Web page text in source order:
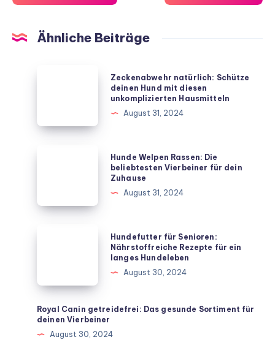
Ähnliche Beiträge
Hund
Zeckenabwehr natürlich: Schütze
deinen Hund mit diesen
unkomplizierten Hausmitteln
August 31, 2024
beliebtesten
Hunde Welpen Rassen: Die
beliebtesten Vierbeiner für dein
Zuhause
August 31, 2024
Rezepte
für
ein
langes
Hundefutter für Senioren:
Nährstoffreiche Rezepte für ein
langes Hundeleben
August 30, 2024
Royal Canin getreidefrei: Das gesunde Sortiment für
deinen Vierbeiner
August 30, 2024